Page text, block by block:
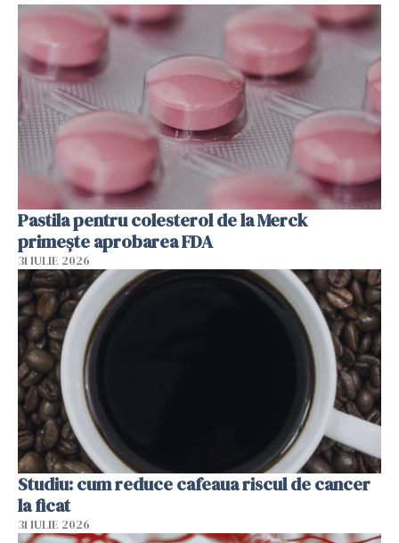
Pastila pentru colesterol de la Merck
primește aprobarea FDA
31 IULIE 2026
Studiu: cum reduce cafeaua riscul de cancer
la ficat
31 IULIE 2026